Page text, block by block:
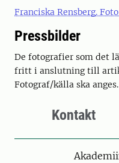
Franciska Rensberg.
Pressbilder
De fotografier som det
fritt i anslutning till
Fotograf/källa ska anges.
Kontakt